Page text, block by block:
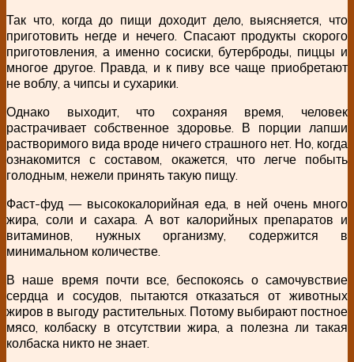
Так что, когда до пищи доходит дело, выясняется, что
приготовить негде и нечего. Спасают продукты скорого
приготовления, а именно сосиски, бутерброды, пиццы и
многое другое. Правда, и к пиву все чаще приобретают
не воблу, а чипсы и сухарики.
Однако выходит, что сохраняя время, человек
растрачивает собственное здоровье. В порции лапши
растворимого вида вроде ничего страшного нет. Но, когда
ознакомится с составом, окажется, что легче побыть
голодным, нежели принять такую пищу.
Фаст-фуд — высококалорийная еда, в ней очень много
жира, соли и сахара. А вот калорийных препаратов и
витаминов, нужных организму, содержится в
минимальном количестве.
В наше время почти все, беспокоясь о самочувствие
сердца и сосудов, пытаются отказаться от животных
жиров в выгоду растительных. Потому выбирают постное
мясо, колбаску в отсутствии жира, а полезна ли такая
колбаска никто не знает.